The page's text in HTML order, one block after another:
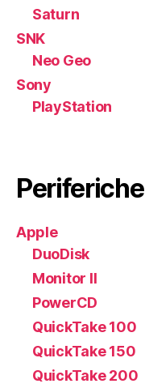
Saturn
SNK
Neo Geo
Sony
PlayStation
Periferiche
Apple
DuoDisk
Monitor II
PowerCD
QuickTake 100
QuickTake 150
QuickTake 200